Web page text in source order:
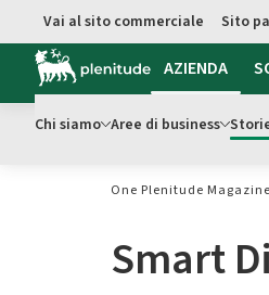
Vai al contenuto principale
Vai al sito commerciale Sito
AZIENDA
Chi siamo Aree di business
One Plenitude Magazine
Smart